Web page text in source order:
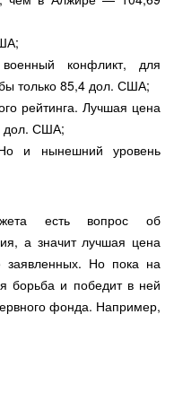
конфликт, для
только 85,4 дол. США;
рейтинга. Лучшая цена
дол. США;
и нынешний уровень
есть вопрос об
а значит лучшая цена
Но пока на
борьба и победит в ней
фонда. Например,